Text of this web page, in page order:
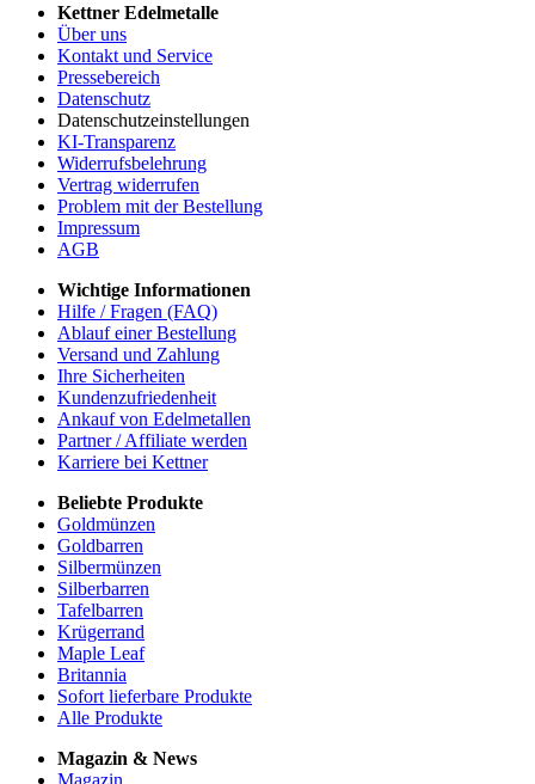
Kettner Edelmetalle
Über uns
Kontakt und Service
Pressebereich
Datenschutz
Datenschutzeinstellungen
KI-Transparenz
Widerrufsbelehrung
Vertrag widerrufen
Problem mit der Bestellung
Impressum
AGB
Wichtige Informationen
Hilfe / Fragen (FAQ)
Ablauf einer Bestellung
Versand und Zahlung
Ihre Sicherheiten
Kundenzufriedenheit
Ankauf von Edelmetallen
Partner / Affiliate werden
Karriere bei Kettner
Beliebte Produkte
Goldmünzen
Goldbarren
Silbermünzen
Silberbarren
Tafelbarren
Krügerrand
Maple Leaf
Britannia
Sofort lieferbare Produkte
Alle Produkte
Magazin & News
Magazin